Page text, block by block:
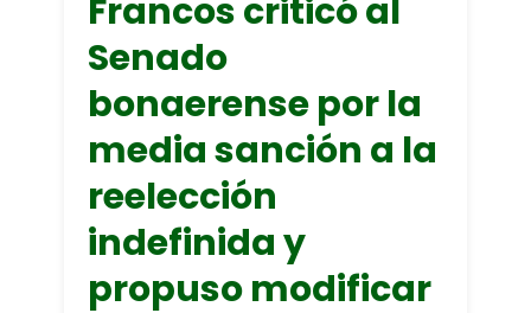
Francos criticó al
Senado
bonaerense por la
media sanción a la
reelección
indefinida y
propuso modificar